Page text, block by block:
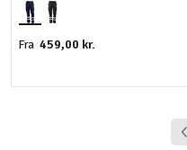
Fra 459,00 kr.